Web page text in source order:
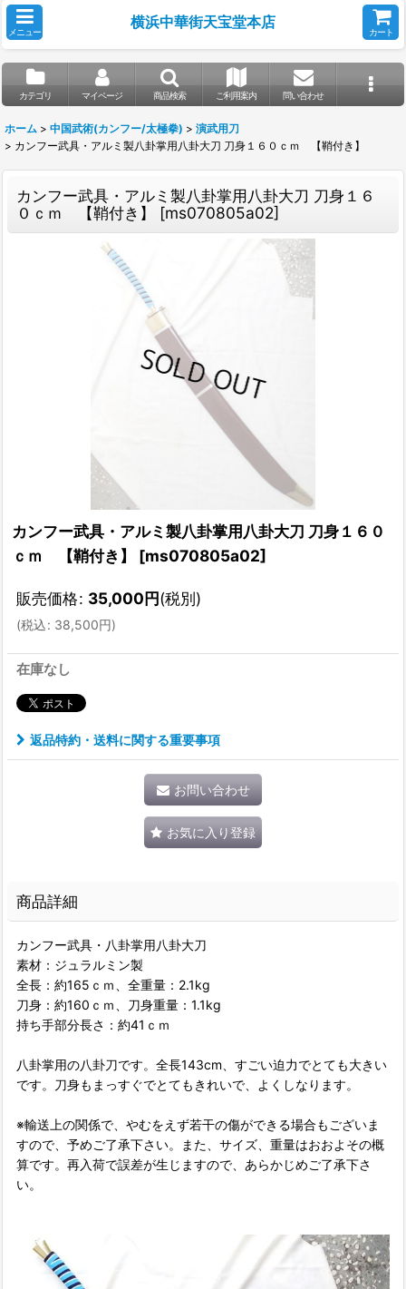
メニュー
横浜中華街天宝堂本店
カート
カテゴリ マイページ 商品検索 ご利用案内 問い合わせ
ホーム > 中国武術(カンフー/太極拳) > 演武用刀
> カンフー武具・アルミ製八卦掌用八卦大刀 刀身１６０ｃｍ 【鞘付き】
カンフー武具・アルミ製八卦掌用八卦大刀 刀身１６
０ｃｍ 【鞘付き】
[ms070805a02]
カンフー武具・アルミ製八卦掌用八卦大刀 刀身１６０
ｃｍ 【鞘付き】
[ms070805a02]
販売価格: 35,000円(税別)
(税込: 38,500円)
在庫なし
返品特約・送料に関する重要事項
お問い合わせ
お気に入り登録
商品詳細
カンフー武具・八卦掌用八卦大刀
素材：ジュラルミン製
全長：約165ｃｍ、全重量：2.1kg
刀身：約160ｃｍ、刀身重量：1.1kg
持ち手部分長さ：約41ｃｍ
八卦掌用の八卦刀です。全長143cm、すごい迫力でとても大きい
です。刀身もまっすぐでとてもきれいで、よくしなります。
※輸送上の関係で、やむをえず若干の傷ができる場合もございま
すので、予めご了承下さい。また、サイズ、重量はおおよその概
算です。再入荷で誤差が生じますので、あらかじめご了承下さ
い。